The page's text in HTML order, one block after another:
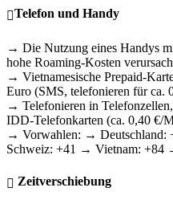
Telefon und Handy
→ Die Nutzung eines Handys
hohe Roaming-Kosten
→ Vietnamesische Prepaid-
Euro (SMS, telefonieren für ca.
→ Telefonieren in
IDD-Telefonkarten (ca. 0,40 €/
→ Vorwahlen: → Deutschland:
Schweiz: +41 → Vietnam: +84
Zeitverschiebung